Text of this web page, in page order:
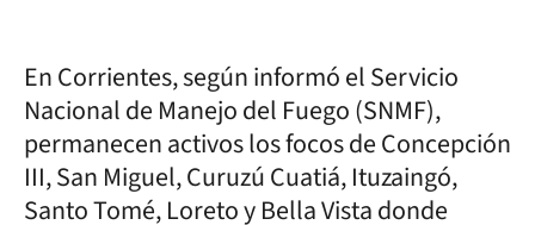
En Corrientes, según informó el Servicio
Nacional de Manejo del Fuego (SNMF),
permanecen activos los focos de Concepción
III, San Miguel, Curuzú Cuatiá, Ituzaingó,
Santo Tomé, Loreto y Bella Vista donde